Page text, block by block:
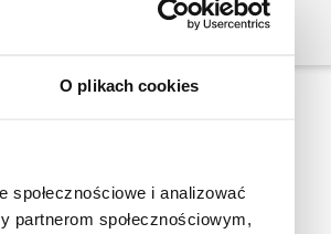
O plikach cookies
i analizować
partnerom społecznościowym,
Czytaj dalej